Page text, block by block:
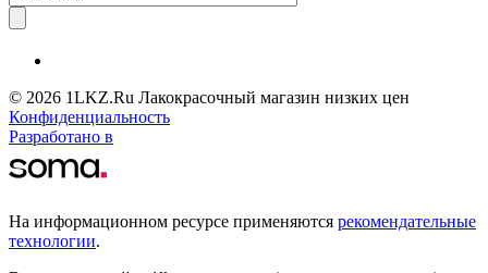
© 2026 1LKZ.Ru Лакокрасочный магазин низких цен
Конфиденциальность
Разработано в
На информационном ресурсе применяются рекомендательные
технологии.